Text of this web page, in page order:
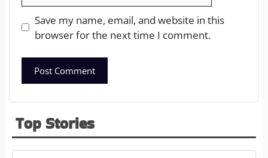
Save my name, email, and website in this
browser for the next time I comment.
Top Stories